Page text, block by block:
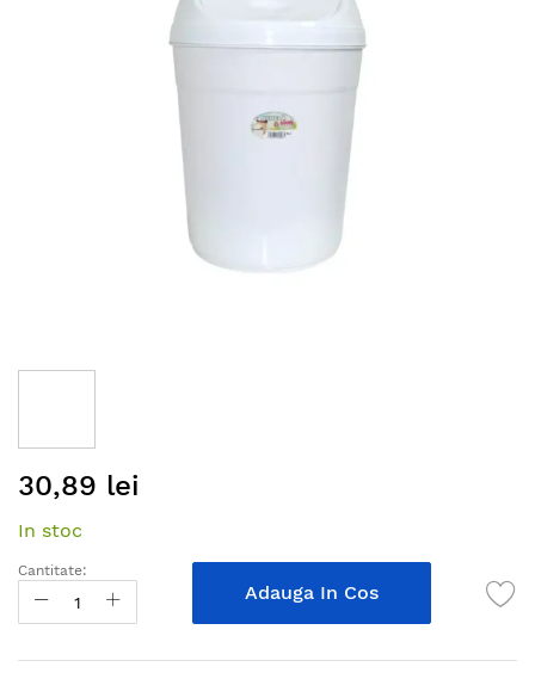
to
beginning
of
images
30,89 lei
In stoc
Cantitate:
Adauga In Cos